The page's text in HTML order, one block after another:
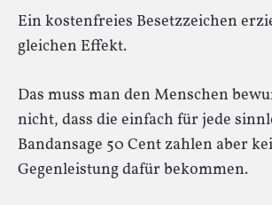
Ein kostenfreies Besetzzeichen
gleichen Effekt.
Das muss man den Menschen
nicht, dass die einfach für jede
Bandansage 50 Cent zahlen aber
Gegenleistung dafür bekommen.